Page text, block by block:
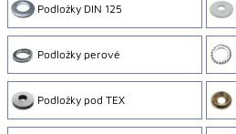
Podložky DIN 125
Podložky perové
Podložky pod TEX